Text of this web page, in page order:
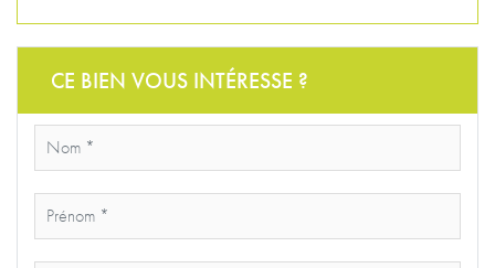
CE BIEN VOUS INTÉRESSE ?